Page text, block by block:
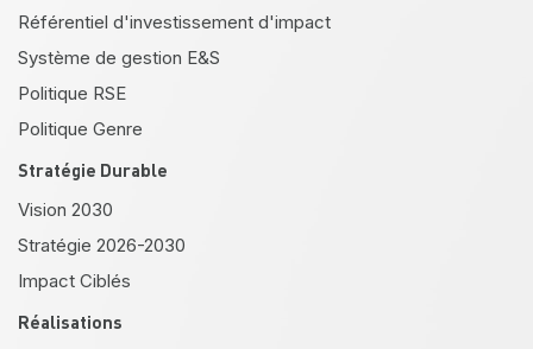
Référentiel d'investissement d'impact
Système de gestion E&S
Politique RSE
Politique Genre
Stratégie Durable
Vision 2030
Stratégie 2026-2030
Impact Ciblés
Réalisations